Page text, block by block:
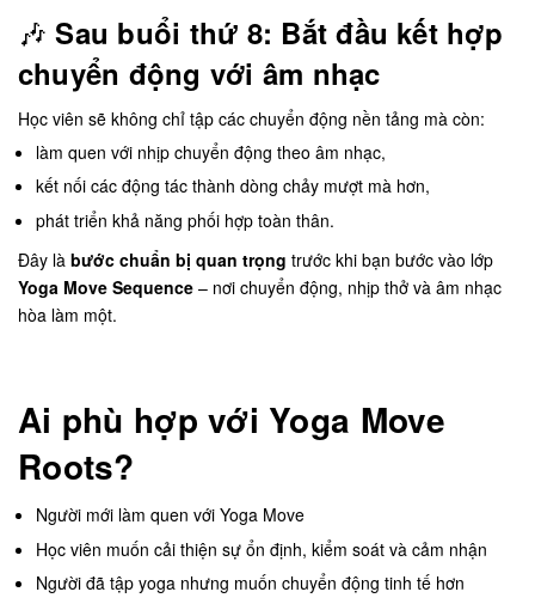
🎶Sau buổi thứ 8: Bắt đầu kết hợp
chuyển động với âm nhạc
Học viên sẽ không chỉ tập các chuyển động nền tảng mà còn:
làm quen với nhịp chuyển động theo âm nhạc,
kết nối các động tác thành dòng chảy mượt mà hơn,
phát triển khả năng phối hợp toàn thân.
Đây là bước chuẩn bị quan trọng trước khi bạn bước vào lớp
Yoga Move Sequence – nơi chuyển động, nhịp thở và âm nhạc
hòa làm một.
Ai phù hợp với Yoga Move
Roots?
Người mới làm quen với Yoga Move
Học viên muốn cải thiện sự ổn định, kiểm soát và cảm nhận
Người đã tập yoga nhưng muốn chuyển động tinh tế hơn